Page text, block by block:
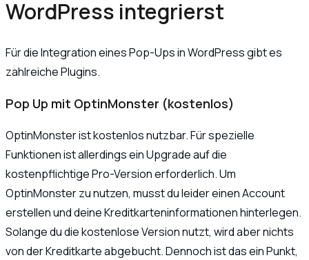
WordPress integrierst
Für die Integration eines Pop-Ups in WordPress gibt es
zahlreiche Plugins.
Pop Up mit OptinMonster (kostenlos)
OptinMonster ist kostenlos nutzbar. Für spezielle
Funktionen ist allerdings ein Upgrade auf die
kostenpflichtige Pro-Version erforderlich. Um
OptinMonster zu nutzen, musst du leider einen Account
erstellen und deine Kreditkarteninformationen hinterlegen.
Solange du die kostenlose Version nutzt, wird aber nichts
von der Kreditkarte abgebucht. Dennoch ist das ein Punkt,